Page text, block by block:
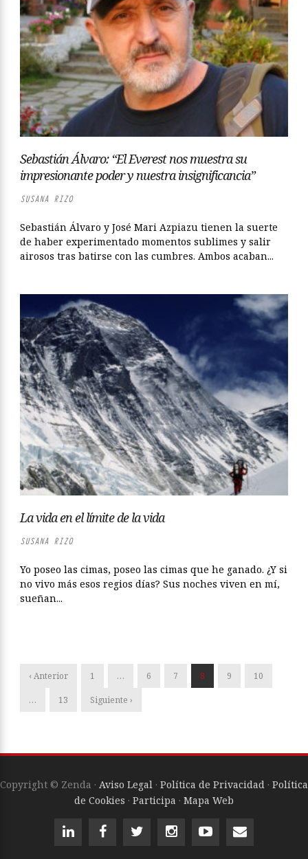
Sebastián Álvaro: “El Everest nos muestra su
impresionante poder y nuestra insignificancia”
SUSANA RIZO
Sebastián Álvaro y José Mari Azpiazu tienen la suerte
de haber experimentado momentos sublimes y salir
airosos tras batirse con las cumbres. Ambos acaban...
La vida en el límite de la vida
SUSANA RIZO
Yo poseo las cimas, poseo las cimas que he ganado. ¿Y si
no vivo más esos regios días? Sus noches viven en mí,
sueñan...
‹ Anterior 1 … 6 7 8 9 10
… 13 Siguiente ›
Copyright © Zenda · Aviso Legal · Política de Privacidad · Política
de Cookies · Participa · Mapa Web